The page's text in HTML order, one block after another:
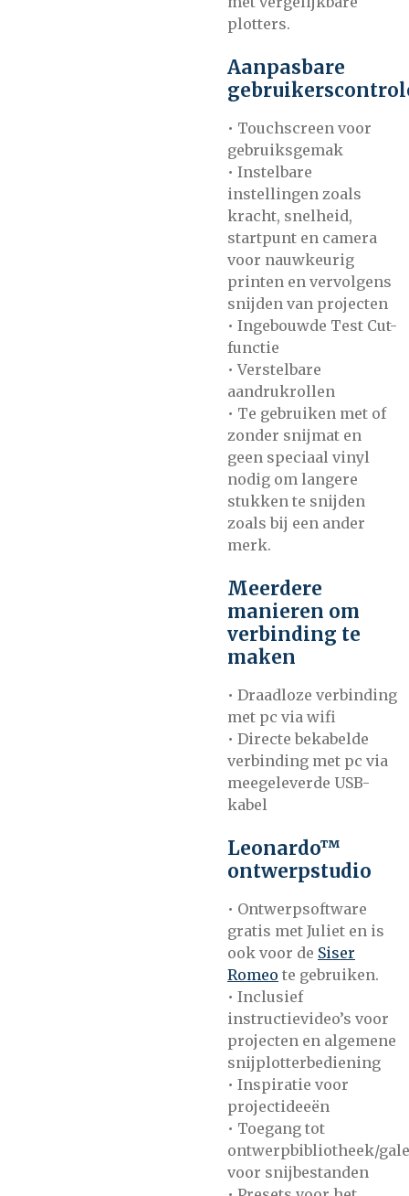
plotters.
Aanpasbare
• Touchscreen voor
gebruiksgemak
• Instelbare
instellingen zoals
kracht, snelheid,
startpunt en camera
voor nauwkeurig
printen en vervolgens
snijden van projecten
• Ingebouwde Test Cut-
functie
• Verstelbare
aandrukrollen
• Te gebruiken met of
zonder snijmat en
geen speciaal vinyl
nodig om langere
stukken te snijden
zoals bij een ander
merk.
Meerdere
manieren om
verbinding te
maken
• Draadloze verbinding
met pc via wifi
• Directe bekabelde
verbinding met pc via
meegeleverde USB-
kabel
Leonardo™
ontwerpstudio
• Ontwerpsoftware
gratis met Juliet en is
ook voor de Siser
Romeo te gebruiken.
• Inclusief
instructievideo’s voor
projecten en algemene
snijplotterbediening
• Inspiratie voor
projectideeën
• Toegang tot
ontwerpbibliotheek/
voor snijbestanden